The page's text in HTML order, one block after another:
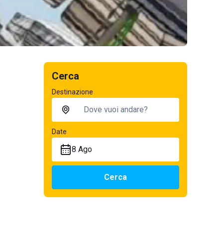
Cerca
Destinazione
Date
8 Ago
Cerca